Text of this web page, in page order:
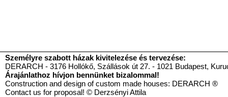
Személyre szabott házak kivitelezése és tervezése:
DERARCH - 3176 Hollókő, Szállások út 27. - 1021 Budapest,
Árajánlathoz hívjon bennünket bizalommal!
Construction and design of custom made houses:
Contact us for proposal! © Derzsényi Attila